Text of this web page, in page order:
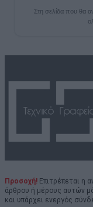
Στη σελίδα που θα
Προσοχή! Επιτρέπεται η
άρθρου ή μέρους αυτών
και υπάρχει ενεργός